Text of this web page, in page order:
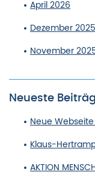
April 2026
Dezember 2025
November
Neueste
Neue
Klaus-
AKTION